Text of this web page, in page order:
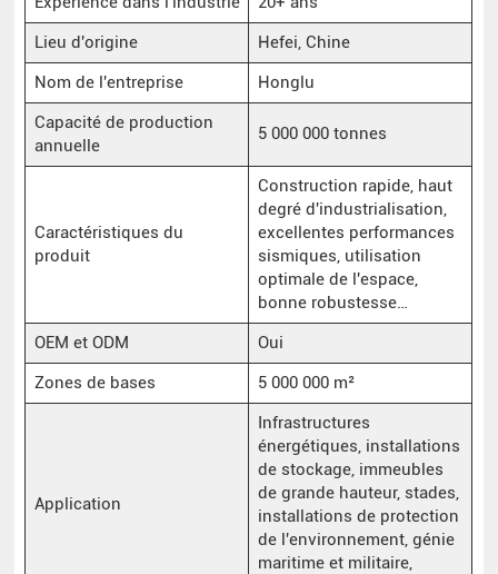
Lieu d'origine
Hefei, Chine
Nom de l'entreprise
Honglu
Capacité de production
annuelle
5 000 000 tonnes
Caractéristiques du
produit
Construction rapide, haut
degré d'industrialisation,
excellentes performances
sismiques, utilisation
optimale de l'espace,
bonne robustesse…
OEM et ODM
Oui
Zones de bases
5 000 000 m²
Application
Infrastructures
énergétiques, installations
de stockage, immeubles
de grande hauteur, stades,
installations de protection
de l'environnement, génie
maritime et militaire,